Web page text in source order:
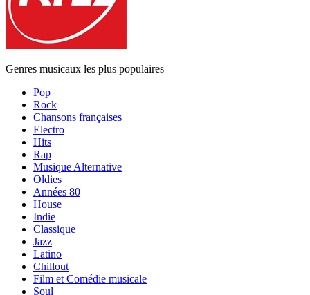
Genres musicaux les plus populaires
Pop
Rock
Chansons françaises
Electro
Hits
Rap
Musique Alternative
Oldies
Années 80
House
Indie
Classique
Jazz
Latino
Chillout
Film et Comédie musicale
Soul